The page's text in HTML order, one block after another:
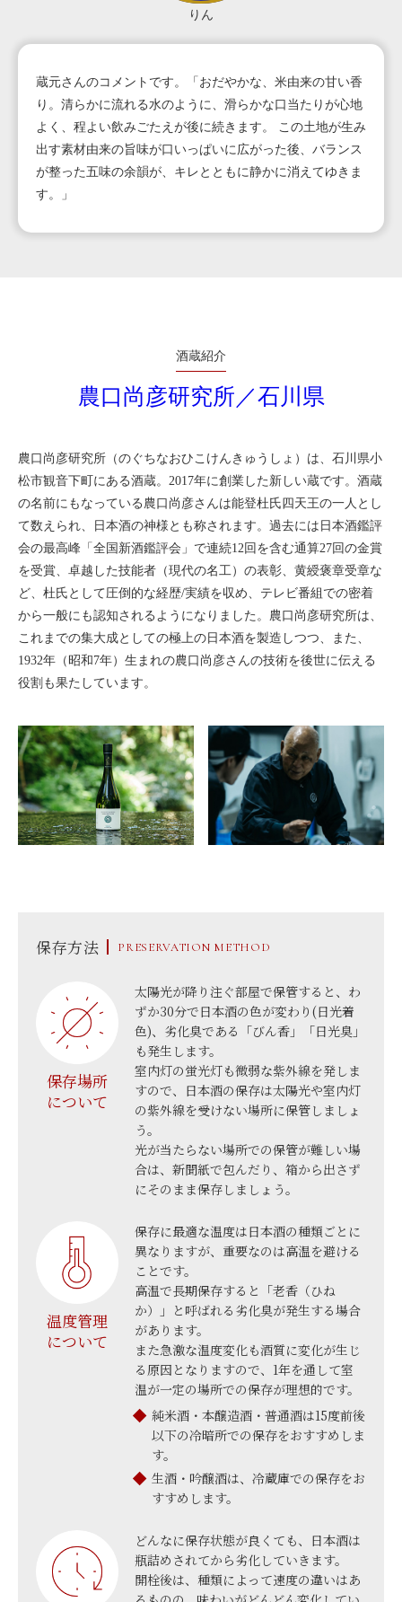
りん
蔵元さんのコメントです。「おだやかな、米由来の甘い香
り。清らかに流れる水のように、滑らかな口当たりが心地
よく、程よい飲みごたえが後に続きます。 この土地が生み
出す素材由来の旨味が口いっぱいに広がった後、バランス
が整った五味の余韻が、キレとともに静かに消えてゆきま
す。」
酒蔵紹介
農口尚彦研究所／石川県
農口尚彦研究所（のぐちなおひこけんきゅうしょ）は、石川県小
松市観音下町にある酒蔵。2017年に創業した新しい蔵です。酒蔵
の名前にもなっている農口尚彦さんは能登杜氏四天王の一人とし
て数えられ、日本酒の神様とも称されます。過去には日本酒鑑評
会の最高峰「全国新酒鑑評会」で連続12回を含む通算27回の金賞
を受賞、卓越した技能者（現代の名工）の表彰、黄綬褒章受章な
ど、杜氏として圧倒的な経歴/実績を収め、テレビ番組での密着
から一般にも認知されるようになりました。農口尚彦研究所は、
これまでの集大成としての極上の日本酒を製造しつつ、また、
1932年（昭和7年）生まれの農口尚彦さんの技術を後世に伝える
役割も果たしています。
保存方法 PRESERVATION METHOD
保存場所
について
太陽光が降り注ぐ部屋で保管すると、わ
ずか30分で日本酒の色が変わり(日光着
色)、劣化臭である「びん香」「日光臭」
も発生します。
室内灯の蛍光灯も微弱な紫外線を発しま
すので、日本酒の保存は太陽光や室内灯
の紫外線を受けない場所に保管しましょ
う。
光が当たらない場所での保管が難しい場
合は、新聞紙で包んだり、箱から出さず
にそのまま保存しましょう。
温度管理
について
保存に最適な温度は日本酒の種類ごとに
異なりますが、重要なのは高温を避ける
ことです。
高温で長期保存すると「老香（ひね
か）」と呼ばれる劣化臭が発生する場合
があります。
また急激な温度変化も酒質に変化が生じ
る原因となりますので、1年を通して室
温が一定の場所での保存が理想的です。
純米酒・本醸造酒・普通酒は15度前後
以下の冷暗所での保存をおすすめしま
す。
生酒・吟醸酒は、冷蔵庫での保存をお
すすめします。
どんなに保存状態が良くても、日本酒は
瓶詰めされてから劣化していきます。
開栓後は、種類によって速度の違いはあ